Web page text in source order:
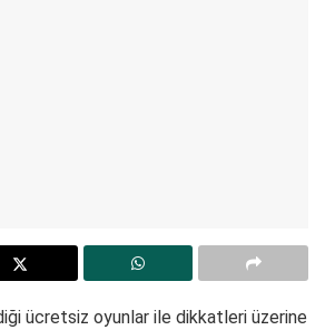
ücretsiz oyunlar ile dikkatleri üzerine